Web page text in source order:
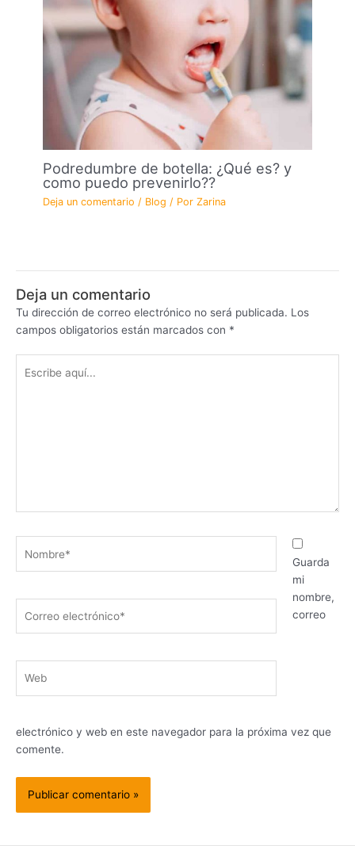
Podredumbre de botella: ¿Qué es? y
como puedo prevenirlo??
Deja un comentario / Blog / PorZarina
Deja un comentario
Tu dirección de correo electrónico no será publicada. Los
campos obligatorios están marcados con *
aquí...
electrónico*
Guarda
mi
nombre,
correo
electrónico y web en este navegador para la próxima vez que
comente.